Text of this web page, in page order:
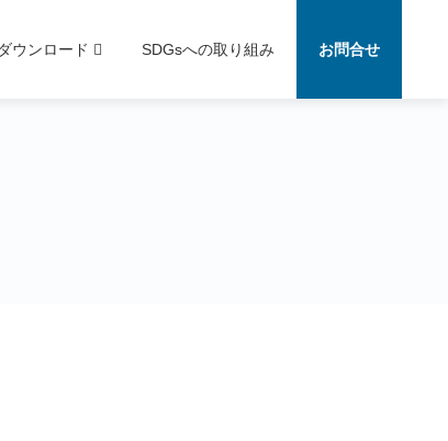
ウンロード SDGsへの取り組み お問合せ